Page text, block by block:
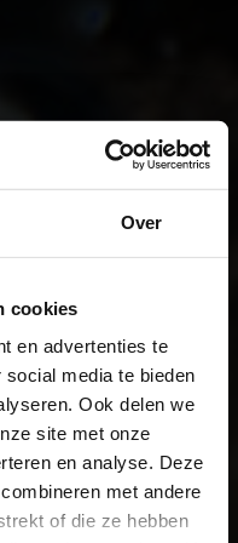
Over
cookies
en advertenties te
media te bieden
Ook delen we
site met onze
en analyse. Deze
met andere
of die ze hebben